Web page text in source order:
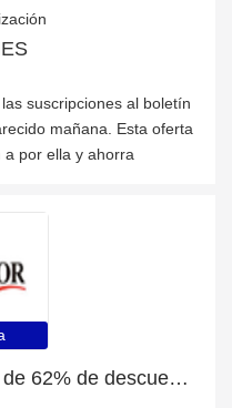
suscripciones al boletín
mañana. Esta oferta
a por ella y ahorra
Primor.eu: Enorme ahorro de 62% de descuento en toda la web sólo durante este mes